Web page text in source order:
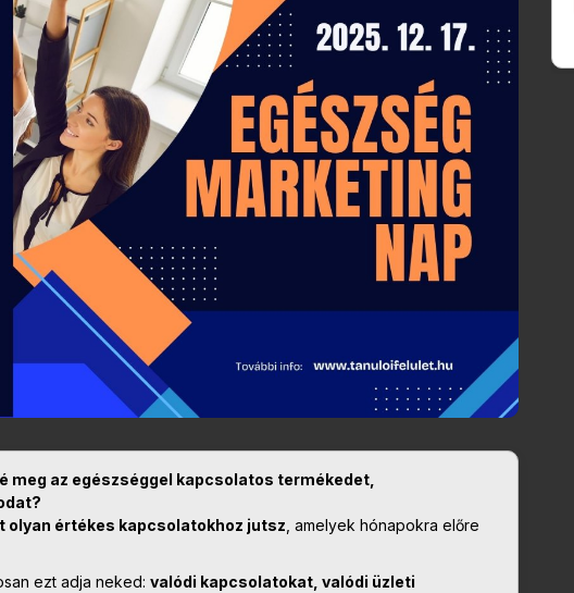
meg az egészséggel kapcsolatos termékedet,
olyan értékes kapcsolatokhoz jutsz , amelyek hónapokra előre
ezt adja neked: valódi kapcsolatokat, valódi üzleti